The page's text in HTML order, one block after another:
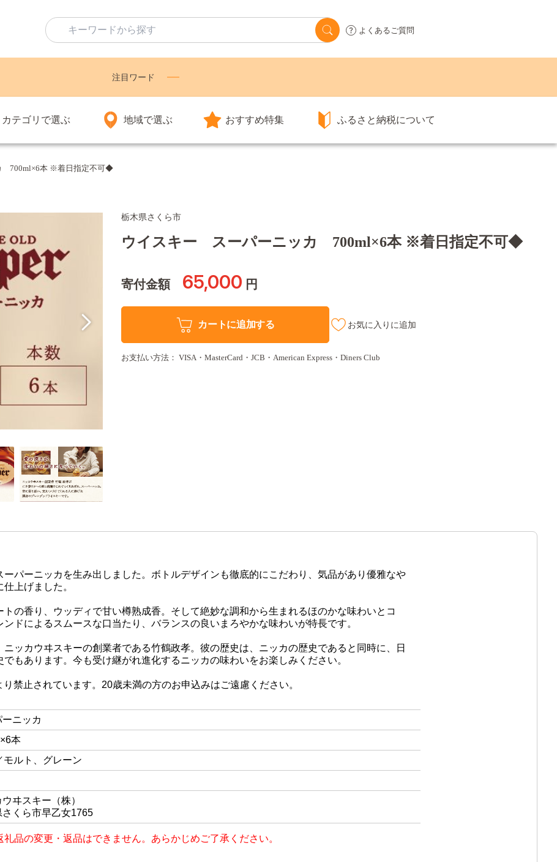
よくあるご質問
注目ワード
カテゴリで選ぶ 地域で選ぶ おすすめ特集 ふるさと納税について
700ml×6本 ※着日指定不可◆
栃木県さくら市
ウイスキー スーパーニッカ 700ml×6本 ※着日指定不可◆
寄付金額 65,000 円
カートに追加する お気に入りに追加
お支払い方法： VISA・MasterCard・JCB・American Express・Diners Club
パーニッカを生み出しました。ボトルデザインも徹底的にこだわり、気品があり優雅なや
上げました。
の香り、ウッディで甘い樽熟成香。そして絶妙な調和から生まれるほのかな味わいとコ
ドによるスムースな口当たり、バランスの良いまろやかな味わいが特長です。
ニッカウヰスキーの創業者である竹鶴政孝。彼の歴史は、ニッカの歴史であると同時に、日
もあります。今も受け継がれ進化するニッカの味わいをお楽しみください。
禁止されています。20歳未満の方のお申込みはご遠慮ください。
ーニッカ
本
モルト、グレーン
ヰスキー（株）
さくら市早乙女1765
品の変更・返品はできません。あらかじめご了承ください。